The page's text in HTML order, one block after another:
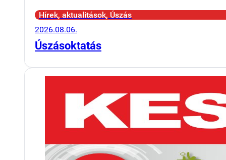
Hírek, aktualitások, Úszás
2026.08.06.
Úszásoktatás